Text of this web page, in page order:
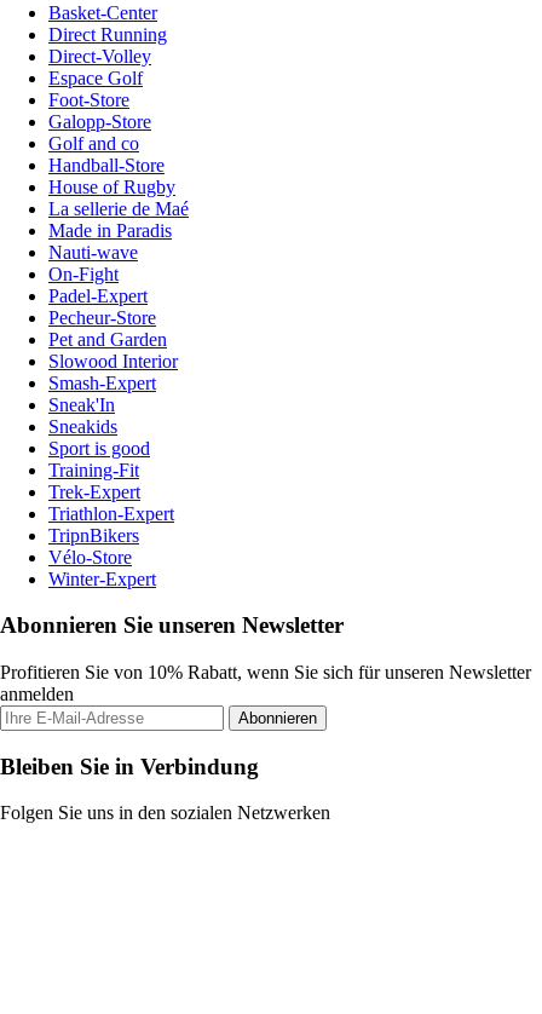
Basket-Center
Direct Running
Direct-Volley
Espace Golf
Foot-Store
Galopp-Store
Golf and co
Handball-Store
House of Rugby
La sellerie de Maé
Made in Paradis
Nauti-wave
On-Fight
Padel-Expert
Pecheur-Store
Pet and Garden
Slowood Interior
Smash-Expert
Sneak'In
Sneakids
Sport is good
Training-Fit
Trek-Expert
Triathlon-Expert
TripnBikers
Vélo-Store
Winter-Expert
Abonnieren Sie unseren Newsletter
Profitieren Sie von 10% Rabatt, wenn Sie sich für unseren Newsletter
anmelden
Abonnieren
Bleiben Sie in Verbindung
Folgen Sie uns in den sozialen Netzwerken